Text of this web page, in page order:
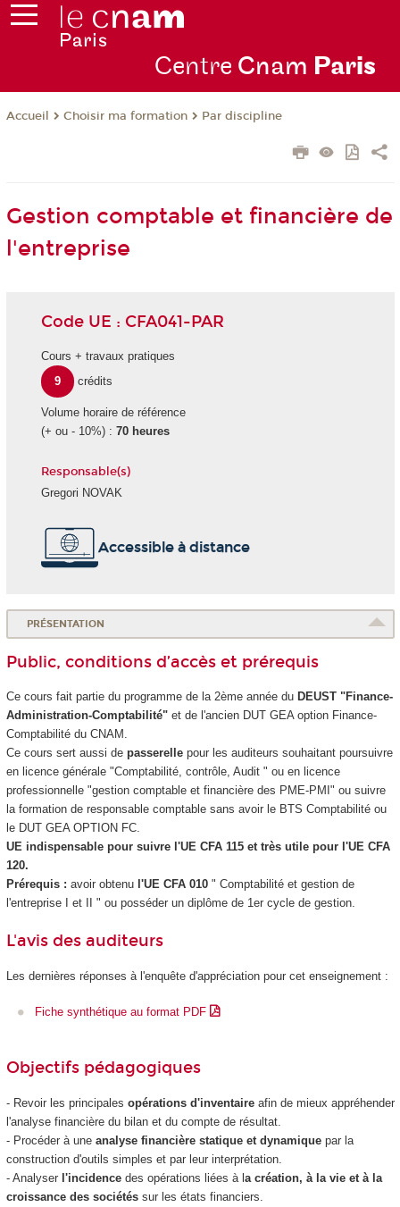
Centre Cnam Paris
Accueil Choisir ma formation Par discipline
Gestion comptable et financière de
l'entreprise
Code UE : CFA041-PAR
Cours + travaux pratiques
9
crédits
Volume horaire de référence
(+ ou - 10%) : 70 heures
Responsable(s)
Gregori NOVAK
Accessible à distance
PRÉSENTATION
Public, conditions d’accès et prérequis
Ce cours fait partie du programme de la 2ème année du DEUST "Finance-
Administration-Comptabilité"et de l'ancien DUT GEA option Finance-
Comptabilité du CNAM.
Ce cours sert aussi de passerelle pour les auditeurs souhaitant poursuivre
en licence générale "Comptabilité, contrôle, Audit " ou en licence
professionnelle "gestion comptable et financière des PME-PMI" ou suivre
la formation de responsable comptable sans avoir le BTS Comptabilité ou
le DUT GEA OPTION FC.
UE indispensable pour suivre l'UE CFA 115 et très utile pour l'UE CFA
120.
Prérequis : avoir obtenu l'UE CFA 010" Comptabilité et gestion de
l'entreprise I et II " ou posséder un diplôme de 1er cycle de gestion.
L'avis des auditeurs
Les dernières réponses à l'enquête d'appréciation pour cet enseignement :
Fiche synthétique au format PDF
Objectifs pédagogiques
- Revoir les principales opérations d'inventaire afin de mieux appréhender
l'analyse financière du bilan et du compte de résultat.
- Procéder à une analyse financière statique et dynamiquepar la
construction d'outils simples et par leur interprétation.
- Analyserl'incidence des opérations liées à la création, à la vie et à la
croissance des sociétés sur les états financiers.